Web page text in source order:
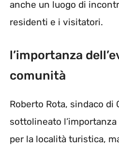
anche un luogo di
residenti e i visitatori.
l’importanza
comunità
Roberto Rota, sindaco di
sottolineato
per la località turistica,